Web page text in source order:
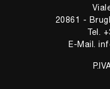
20861 -
Tel.
E-Mail.